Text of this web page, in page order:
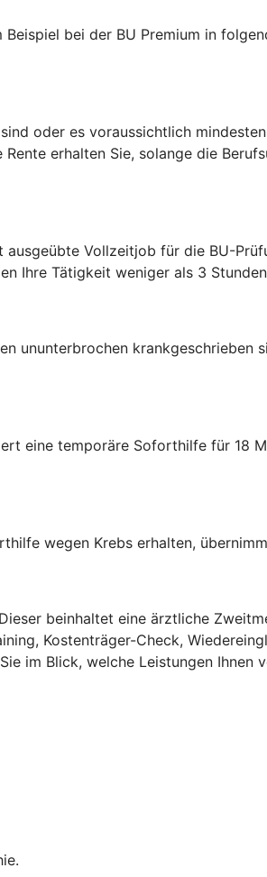
bei der BU Premium in
oder es voraussichtlich
erhalten Sie, solange die
Vollzeitjob für die BU-
Ihre Tätigkeit weniger als 3
ununterbrochen krankgeschrieben
eine temporäre Soforthilfe für 18
wegen Krebs erhalten,
beinhaltet eine ärztliche
Kostenträger-Check,
im Blick, welche Leistungen Ihnen